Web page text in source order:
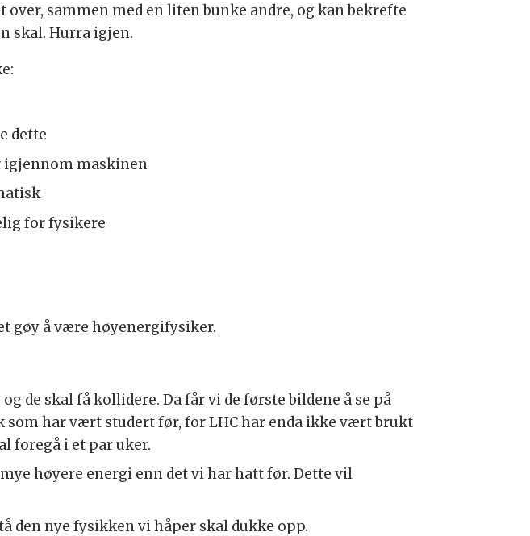
sammen med en liten bunke andre, og kan bekrefte
skal. Hurra igjen.
dette
igjennom maskinen
for fysikere
gøy å være høyenergifysiker.
de skal få kollidere. Da får vi de første bildene å se på
har vært studert før, for LHC har enda ikke vært brukt
foregå i et par uker.
høyere energi enn det vi har hatt før. Dette vil
den nye fysikken vi håper skal dukke opp.